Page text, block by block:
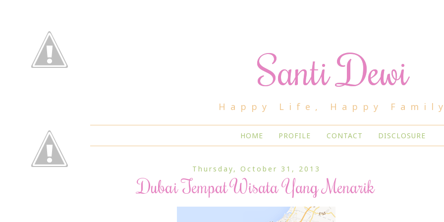
Santi Dewi
Happy Life, Happy
HOME PROFILE CONTACT DISCLOSURE
Thursday, October 31, 2013
Dubai Tempat Wisata Yang Menarik